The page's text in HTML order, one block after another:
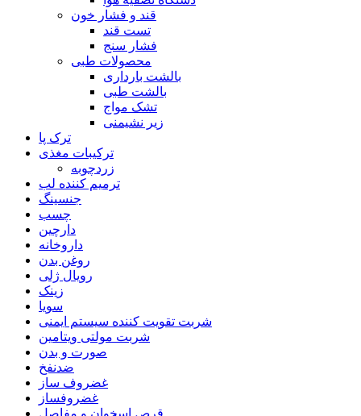
قند و فشار خون
تست قند
فشار سنج
محصولات طبی
بالشت بارداری
بالشت طبی
تشک مواج
زیر نشیمنی
ترک پا
ترکیبات مغذی
زردچوبه
ترمیم کننده لب
جنسینگ
چسب
دارچین
داروخانه
روغن بدن
رویال ژلی
زینک
سویا
شربت تقویت کننده سیستم ایمنی
شربت مولتی ویتامین
صورت و بدن
ضدنفخ
غضروف ساز
غضروفساز
قرص اسخوان و مفاصل